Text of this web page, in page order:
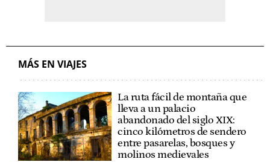
MÁS EN VIAJES
La ruta fácil de montaña que
lleva a un palacio
abandonado del siglo XIX:
cinco kilómetros de sendero
entre pasarelas, bosques y
molinos medievales